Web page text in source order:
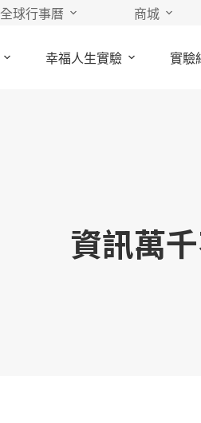
全球行事曆 商城
幸福人生實驗 實驗
資訊萬